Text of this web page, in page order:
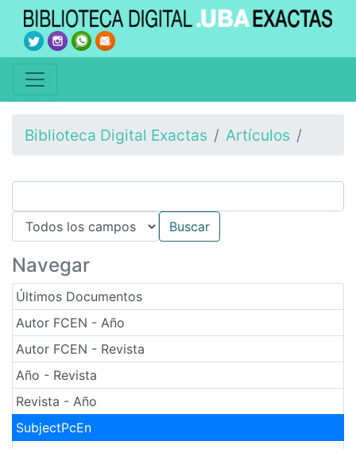
Biblioteca Digital Exactas Artículos
Navegar
Últimos Documentos
Autor FCEN - Año
Autor FCEN - Revista
Año - Revista
Revista - Año
SubjectPcEn